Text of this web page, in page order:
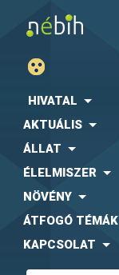
HIVATAL
AKTUÁLIS
ÁLLAT
ÉLELMISZER
NÖVÉNY
ÁTFOGÓ TÉMÁK
KAPCSOLAT